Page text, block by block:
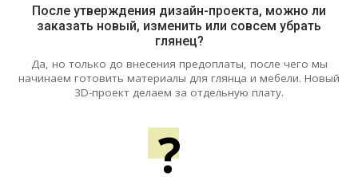
После утверждения дизайн-проекта, можно ли
заказать новый, изменить или совсем убрать
глянец?
Да, но только до внесения предоплаты, после чего мы
начинаем готовить материалы для глянца и мебели. Новый
3D-проект делаем за отдельную плату.
?